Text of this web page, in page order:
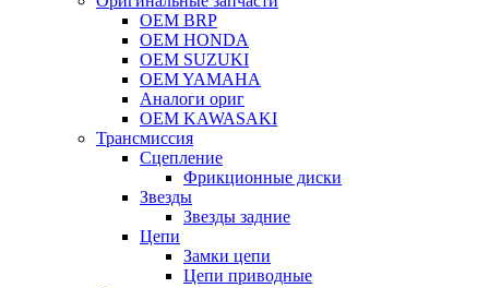
OEM BRP
OEM HONDA
OEM SUZUKI
OEM YAMAHA
Аналоги ориг
OEM KAWASAKI
Трансмиссия
Cцепление
Фрикционные диски
Звезды
Звезды задние
Цепи
Замки цепи
Цепи приводные